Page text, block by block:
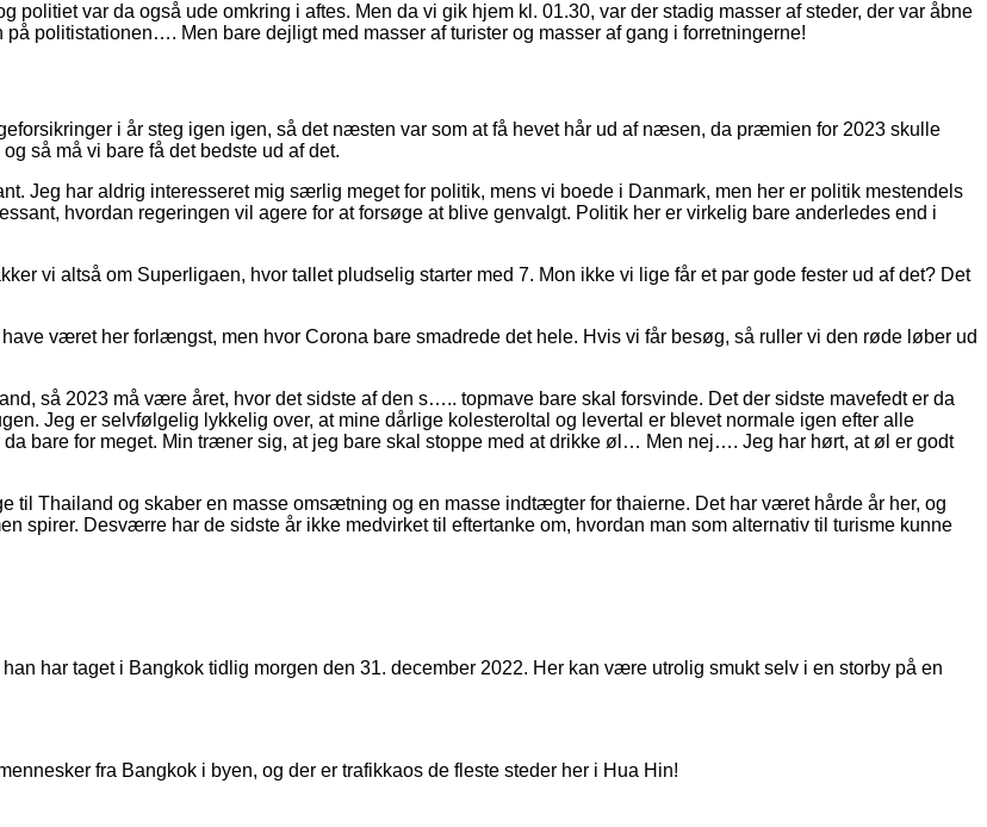
var da også ude omkring i aftes. Men da vi gik hjem kl. 01.30, var der stadig masser af steder, der var åbne
politistationen…. Men bare dejligt med masser af turister og masser af gang i forretningerne!
i år steg igen igen, så det næsten var som at få hevet hår ud af næsen, da præmien for 2023 skulle
så må vi bare få det bedste ud af det.
Jeg har aldrig interesseret mig særlig meget for politik, mens vi boede i Danmark, men her er politik mestendels
hvordan regeringen vil agere for at forsøge at blive genvalgt. Politik her er virkelig bare anderledes end i
vi altså om Superligaen, hvor tallet pludselig starter med 7. Mon ikke vi lige får et par gode fester ud af det? Det
været her forlængst, men hvor Corona bare smadrede det hele. Hvis vi får besøg, så ruller vi den røde løber ud
så 2023 må være året, hvor det sidste af den s….. topmave bare skal forsvinde. Det der sidste mavefedt er da
Jeg er selvfølgelig lykkelig over, at mine dårlige kolesteroltal og levertal er blevet normale igen efter alle
bare for meget. Min træner sig, at jeg bare skal stoppe med at drikke øl… Men nej…. Jeg har hørt, at øl er godt
til Thailand og skaber en masse omsætning og en masse indtægter for thaierne. Det har været hårde år her, og
Desværre har de sidste år ikke medvirket til eftertanke om, hvordan man som alternativ til turisme kunne
har taget i Bangkok tidlig morgen den 31. december 2022. Her kan være utrolig smukt selv i en storby på en
fra Bangkok i byen, og der er trafikkaos de fleste steder her i Hua Hin!